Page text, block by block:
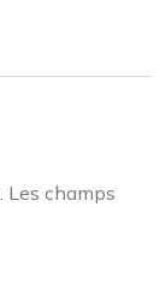
Les champs